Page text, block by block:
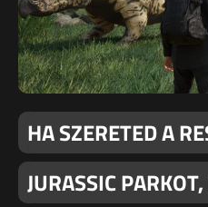
HA SZERETED A
JURASSIC